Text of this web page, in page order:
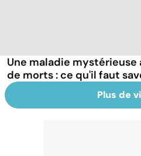
Une maladie mystérieuse
de morts : ce qu'il faut
Plus de